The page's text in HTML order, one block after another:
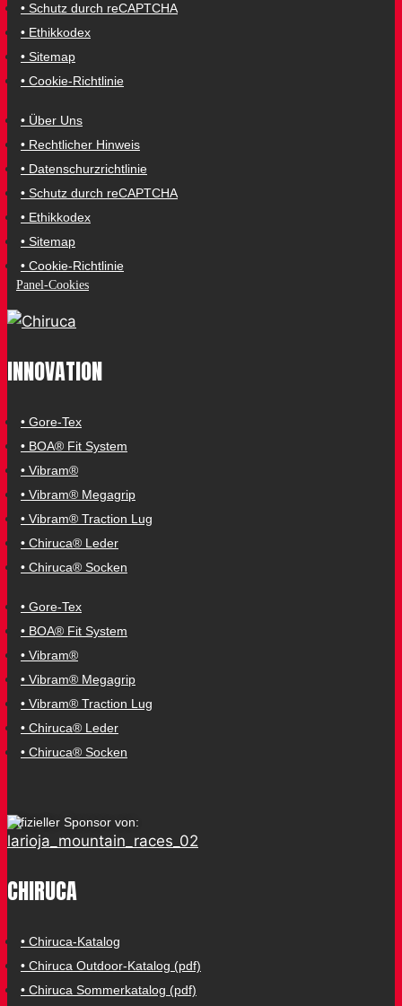
• Schutz durch reCAPTCHA
• Ethikkodex
• Sitemap
• Cookie-Richtlinie
• Über Uns
• Rechtlicher Hinweis
• Datenschurzrichtlinie
• Schutz durch reCAPTCHA
• Ethikkodex
• Sitemap
• Cookie-Richtlinie
Panel-Cookies
INNOVATION
• Gore-Tex
• BOA® Fit System
• Vibram®
• Vibram® Megagrip
• Vibram® Traction Lug
• Chiruca® Leder
• Chiruca® Socken
• Gore-Tex
• BOA® Fit System
• Vibram®
• Vibram® Megagrip
• Vibram® Traction Lug
• Chiruca® Leder
• Chiruca® Socken
Offizieller Sponsor von:
CHIRUCA
• Chiruca-Katalog
• Chiruca Outdoor-Katalog (pdf)
• Chiruca Sommerkatalog (pdf)